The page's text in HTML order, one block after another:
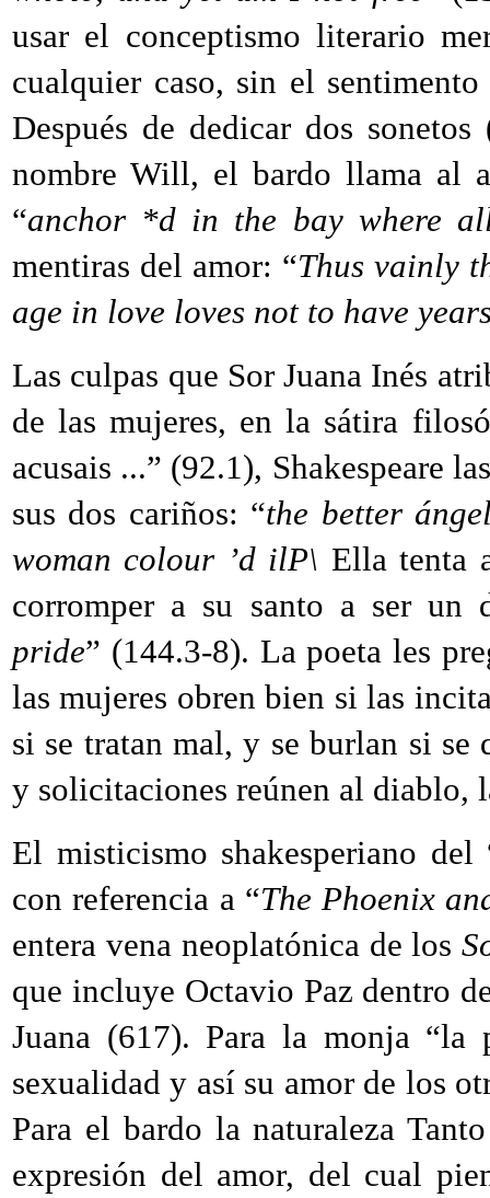
usar el conceptismo literario
cualquier caso, sin el
Después de dedicar dos
nombre Will, el bardo llama al
“anchor *d in the bay where
mentiras del amor: “Thus vainly
age in love loves not to have
Las culpas que Sor Juana Inés
de las mujeres, en la sátira
acusais ...” (92.1), Shakespeare
sus dos cariños: “the better
woman colour ’d ilP\ Ella tenta
corromper a su santo a ser un
pride” (144.3-8). La poeta les
las mujeres obren bien si las
si se tratan mal, y se burlan si se
y solicitaciones reúnen al diablo,
El misticismo shakesperiano
con referencia a “The Phoenix
entera vena neoplatónica de los
que incluye Octavio Paz dentro
Juana (617). Para la monja “la
sexualidad y así su amor de los
Para el bardo la naturaleza
expresión del amor, del cual